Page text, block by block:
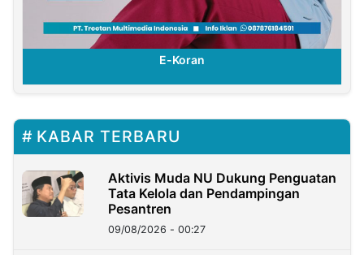
E-Koran
KABAR TERBARU
Aktivis Muda NU Dukung Penguatan
Tata Kelola dan Pendampingan
Pesantren
09/08/2026 - 00:27